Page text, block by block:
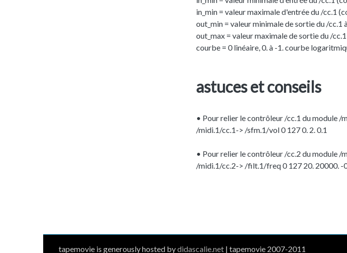
in_min = valeur maximale d'entrée du /cc.1
out_min = valeur minimale de sortie du /
out_max = valeur maximale de sortie du /
courbe = 0 linéaire, 0. à -1. courbe
astuces et conseils
• Pour relier le contrôleur /cc.1 du module /
/midi.1/cc.1-> /sfm.1/vol 0 127 0. 2. 0.1
• Pour relier le contrôleur /cc.2 du module /
/midi.1/cc.2-> /filt.1/freq 0 127 20. 20000. -
tapemovie is generously hosted bydidascalie.net | tapemovie 2007-2011